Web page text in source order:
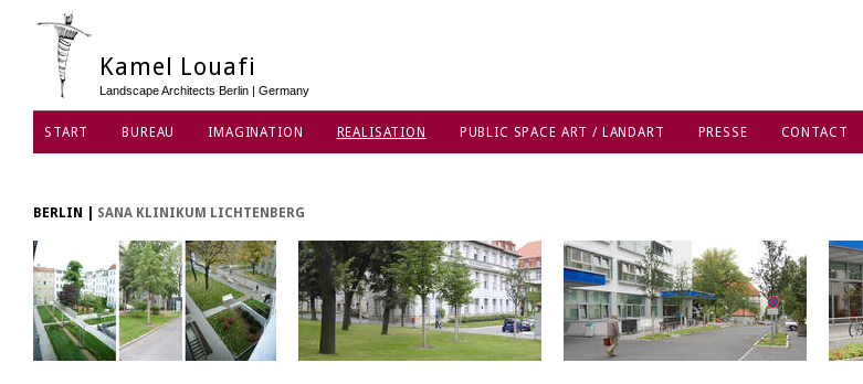
Kamel Louafi
Landscape Architects Berlin | Germany
START BUREAU IMAGINATION REALISATION PUBLIC SPACE ART / LANDART PRESSE CONTACT
BERLIN SANA KLINIKUM LICHTENBERG